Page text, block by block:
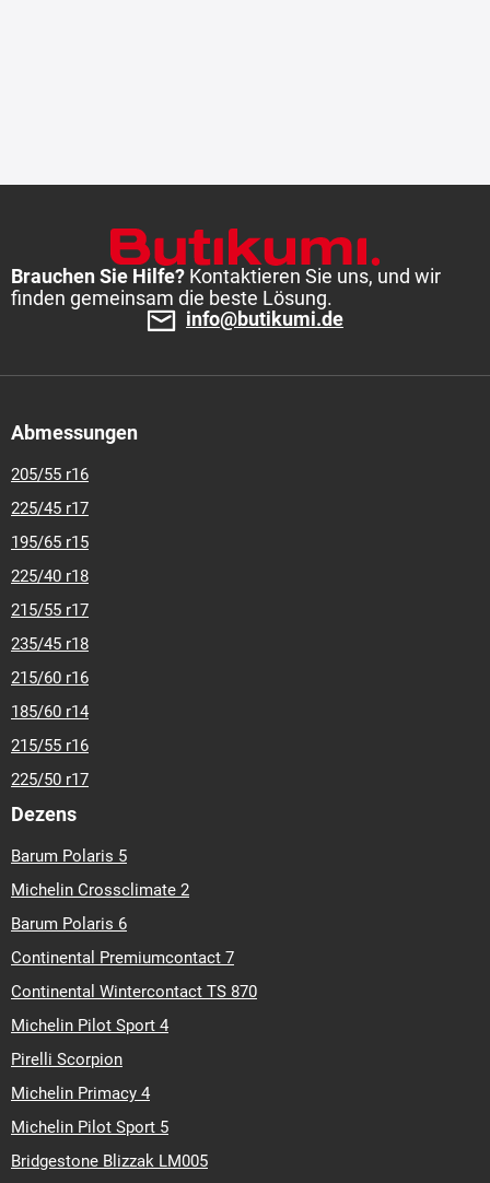
Brauchen Sie Hilfe? Kontaktieren Sie uns, und wir
finden gemeinsam die beste Lösung.
info@butikumi.de
Abmessungen
205/55 r16
225/45 r17
195/65 r15
225/40 r18
215/55 r17
235/45 r18
215/60 r16
185/60 r14
215/55 r16
225/50 r17
Dezens
Barum Polaris 5
Michelin Crossclimate 2
Barum Polaris 6
Continental Premiumcontact 7
Continental Wintercontact TS 870
Michelin Pilot Sport 4
Pirelli Scorpion
Michelin Primacy 4
Michelin Pilot Sport 5
Bridgestone Blizzak LM005